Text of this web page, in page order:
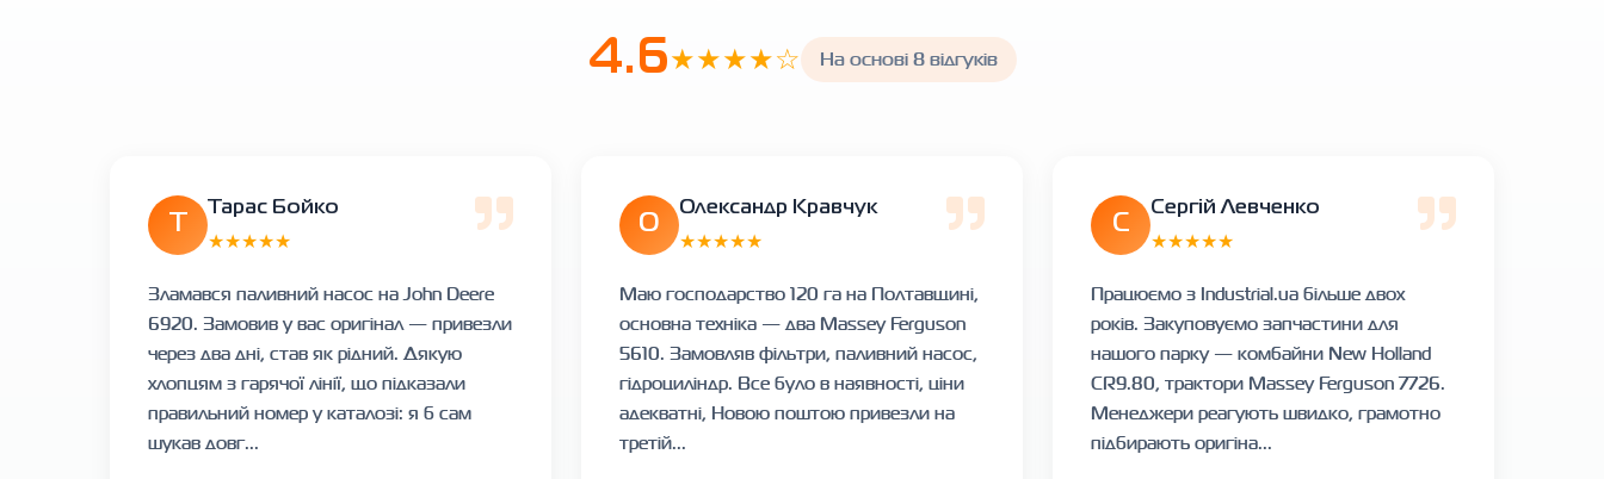
4.6★★★★☆ На основі 8 відгуків
Тарас Бойко
★★★★★
Зламався паливний насос на John Deere
6920. Замовив у вас оригінал — привезли
через два дні, став як рідний. Дякую
хлопцям з гарячої лінії, що підказали
правильний номер у каталозі: я б сам
шукав довг...
О
Олександр Кравчук
★★★★★
Маю господарство 120 га на Полтавщині,
основна техніка — два Massey Ferguson
5610. Замовляв фільтри, паливний насос,
гідроциліндр. Все було в наявності, ціни
адекватні, Новою поштою привезли на
третій...
С
Сергій Левченко
★★★★★
Працюємо з Industrial.ua більше двох
років. Закуповуємо запчастини для
нашого парку — комбайни New Holland
CR9.80, трактори Massey Ferguson 7726.
Менеджери реагують швидко, грамотно
підбирають оригіна...